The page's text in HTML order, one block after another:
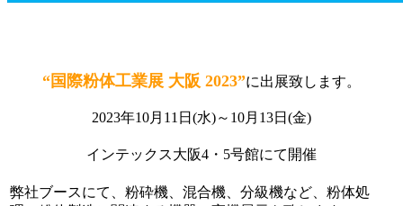
“国際粉体工業展 大阪 2023”に出展致します。
2023年10月11日(水)～10月13日(金)
インテックス大阪4・5号館にて開催
弊社ブースにて、粉砕機、混合機、分級機など、粉体処